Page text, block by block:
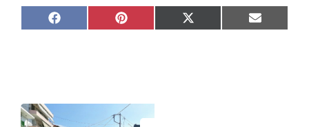
Share
on
Share
on
Share
on
Share
on